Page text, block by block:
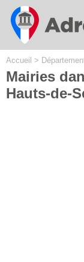
Accueil >
Mairies
Hauts-de-
Cookies